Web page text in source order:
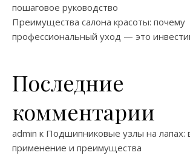
пошаговое руководство
Преимущества салона красоты: почему
профессиональный уход — это
Последние
комментарии
admin к Подшипниковые узлы на лапах:
применение и преимущества